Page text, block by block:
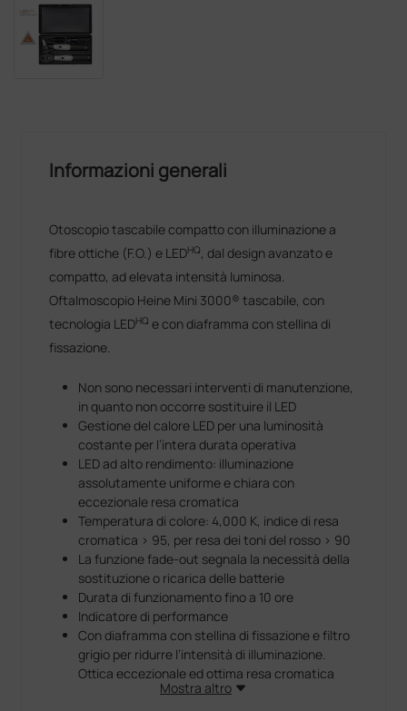
Informazioni generali
Otoscopio tascabile compatto con illuminazione a
fibre ottiche (F.O.) e LEDHQ, dal design avanzato e
compatto, ad elevata intensità luminosa.
Oftalmoscopio Heine Mini 3000® tascabile, con
tecnologia LEDHQ e con diaframma con stellina di
fissazione.
Non sono necessari interventi di manutenzione,
in quanto non occorre sostituire il LED
Gestione del calore LED per una luminosità
costante per l’intera durata operativa
LED ad alto rendimento: illuminazione
assolutamente uniforme e chiara con
eccezionale resa cromatica
Temperatura di colore: 4,000 K, indice di resa
cromatica > 95, per resa dei toni del rosso > 90
La funzione fade-out segnala la necessità della
sostituzione o ricarica delle batterie
Durata di funzionamento fino a 10 ore
Indicatore di performance
Con diaframma con stellina di fissazione e filtro
grigio per ridurre l’intensità di illuminazione.
Ottica eccezionale ed ottima resa cromatica
anche con le dimensioni più piccole
Mostra altro